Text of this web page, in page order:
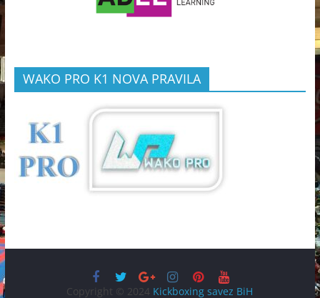
WAKO PRO K1 NOVA PRAVILA
Copyright © 2024 Kickboxing savez BiH